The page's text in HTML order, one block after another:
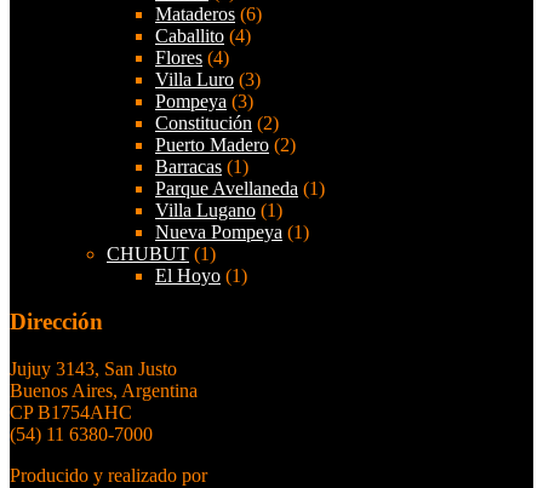
Mataderos (6)
Caballito (4)
Flores (4)
Villa Luro (3)
Pompeya (3)
Constitución (2)
Puerto Madero (2)
Barracas (1)
Parque Avellaneda (1)
Villa Lugano (1)
Nueva Pompeya (1)
CHUBUT (1)
El Hoyo (1)
Dirección
Jujuy 3143, San Justo
Buenos Aires, Argentina
CP B1754AHC
(54) 11 6380-7000
Producido y realizado por